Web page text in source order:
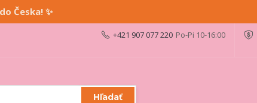
Česka! ✨
Hľadať
+421 907 077 220 Po-Pi 10-16:00